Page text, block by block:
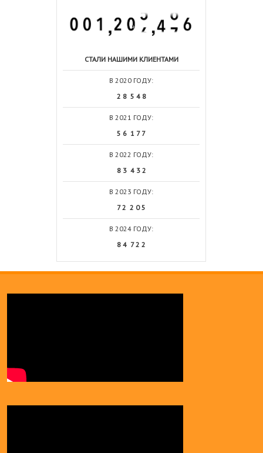
СТАЛИ НАШИМИ КЛИЕНТАМИ
В 2020 ГОДУ:
2 8 5 4 8
В 2021 ГОДУ:
5 6 1 7 7
В 2022 ГОДУ:
8 3 4 3 2
В 2023 ГОДУ:
7 2 2 0 5
В 2024 ГОДУ:
8 4 7 2 2